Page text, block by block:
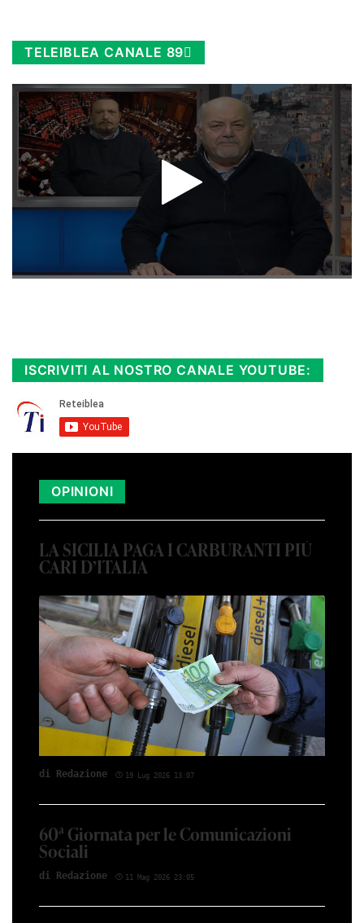
TELEIBLEA CANALE 89
ISCRIVITI AL NOSTRO CANALE YOUTUBE:
OPINIONI
LA SICILIA PAGA I CARBURANTI PIÙ
CARI D’ITALIA
di Red­azio­ne 19 Lug 2026 13:07
60ª Giornata per le Comunicazioni
Sociali
di Red­azio­ne 11 Mag 2026 23:05